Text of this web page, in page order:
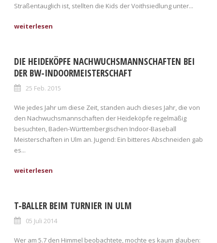
Straßentauglich ist, stellten die Kids der Voithsiedlung unter...
DIE HEIDEKÖPFE NACHWUCHSMANNSCHAFTEN BEI
DER BW-INDOORMEISTERSCHAFT
25 Feb. 2015
Wie jedes Jahr um diese Zeit, standen auch dieses Jahr, die von
den Nachwuchsmannschaften der Heideköpfe regelmäßig
besuchten, Baden-Württembergischen Indoor-Baseball
Meisterschaften in Ulm an. Jugend: Ein bitteres Abschneiden gab
es...
T-BALLER BEIM TURNIER IN ULM
05 Juli 2014
Wer am 5.7 den Himmel beobachtete, mochte es kaum glauben: